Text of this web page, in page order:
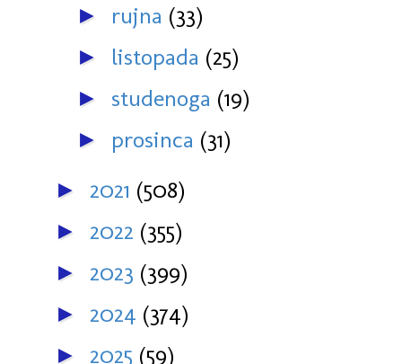
► rujna (33)
► listopada (25)
► studenoga (19)
► prosinca (31)
► 2021 (508)
► 2022 (355)
► 2023 (399)
► 2024 (374)
► 2025 (59)